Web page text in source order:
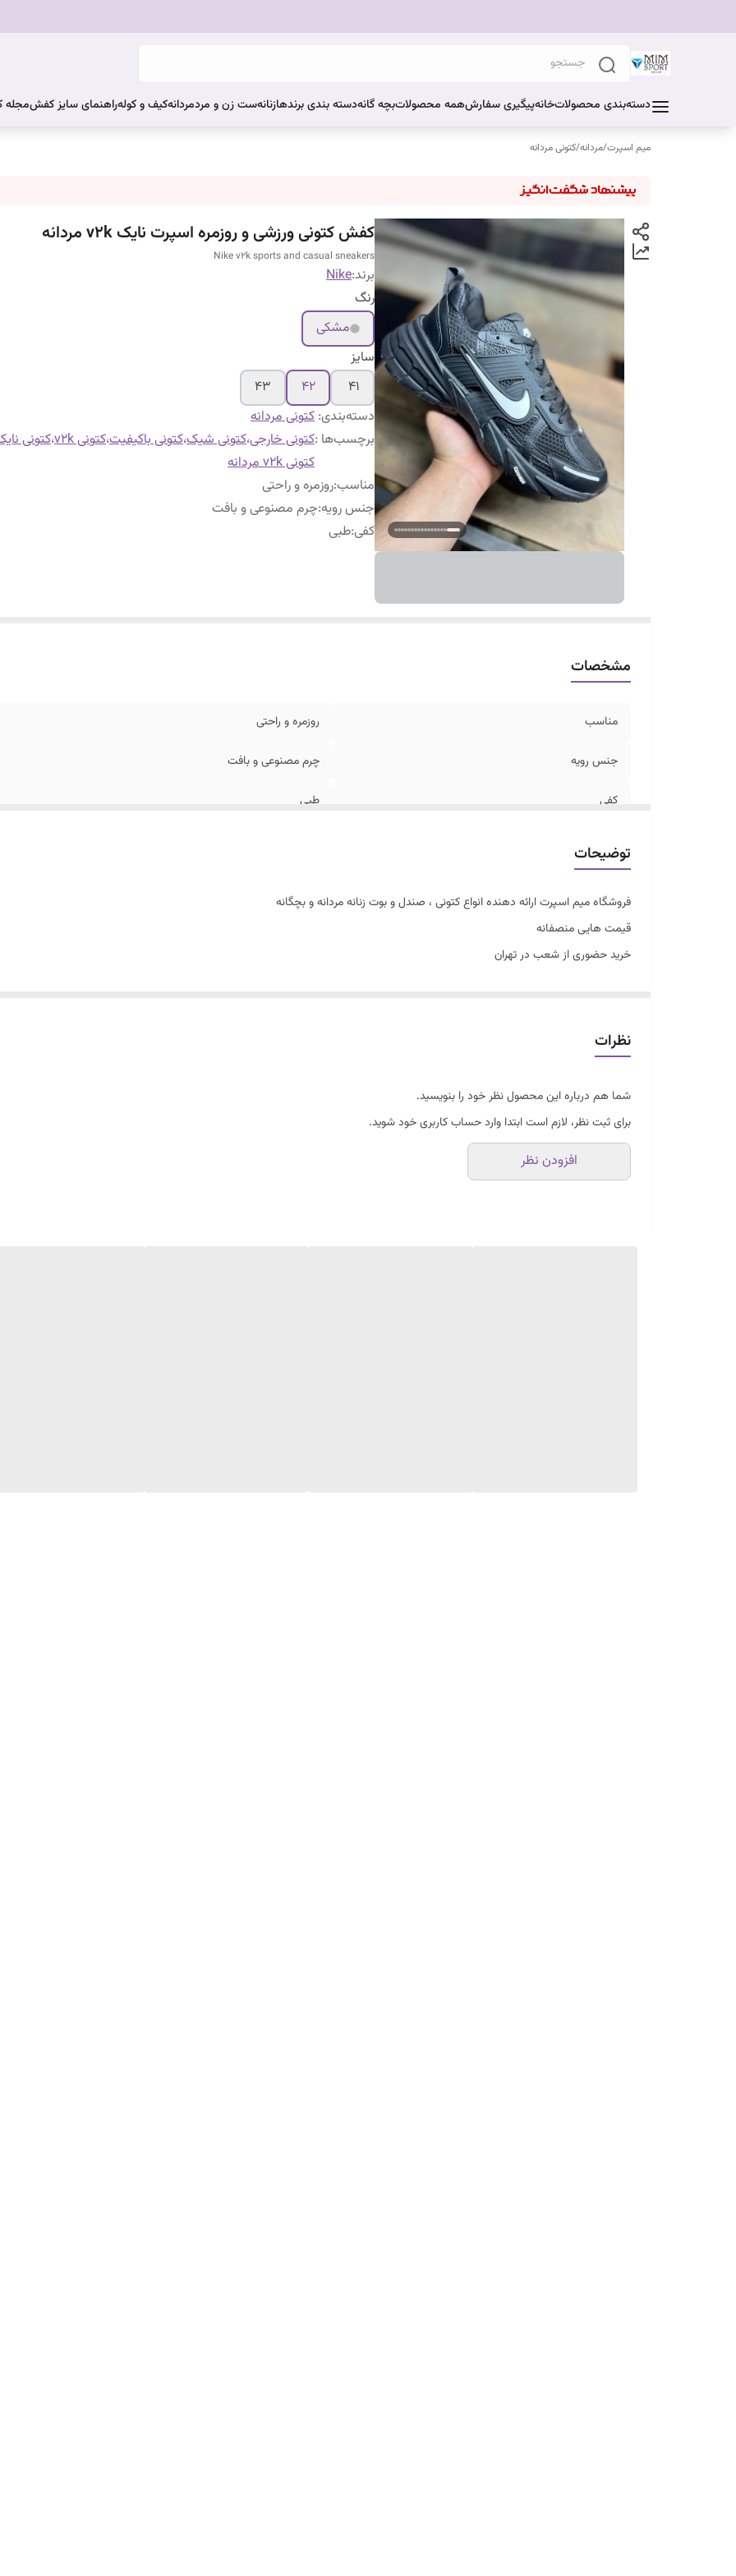
دسته‌بندی محصولاتخانهپیگیری سفارشهمه محصولاتبچه گانهدسته بندی برندهازنانهست زن و مردمردانهکیف و کولهراهنمای سایز کفش
میم اسپرت/مردانه/کتونی مردانه
کفش کتونی ورزشی و روزمره اسپرت نایک v2k مردانه
Nike v2k sports and casual sneakers
برند:Nike
رنگ
مشکی
سایز
۴۱
۴۲
۴۳
دسته‌بندی: کتونی مردانه
برچسب‌ها :کتونی خارجی،کتونی شیک،کتونی باکیفیت،کتونی v2k ،کتونی
کتونی v2k مردانه
مناسب:روزمره و راحتی
جنس رویه:چرم مصنوعی و بافت
کفی:طبی
مشخصات
مناسب روزمره و راحتی
جنس رویه چرم مصنوعی و بافت
کفی طبی
توضیحات
فروشگاه میم اسپرت ارائه دهنده انواع کتونی ، صندل و بوت زنانه مردانه و بچگانه
قیمت هایی منصفانه
خرید حضوری از شعب در تهران
فوق العاده شیک و راحت
سایز۴۱تا۴۴
کفی طبی زیره چند تیکه قابل شستشو
نظرات
شما هم درباره این محصول نظر خود را بنویسید.
برای ثبت نظر، لازم است ابتدا وارد حساب کاربری خود شوید.
افزودن نظر